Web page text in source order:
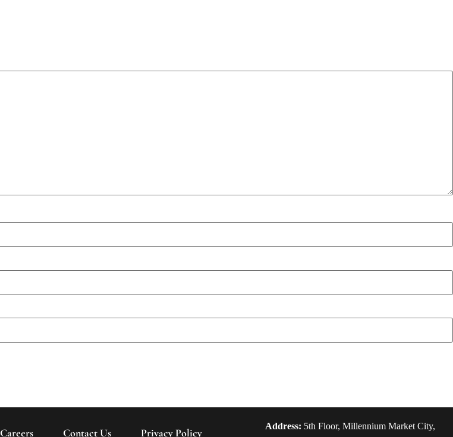
Careers Contact Us Privacy Policy
Address: 5th Floor, Millennium Market City,